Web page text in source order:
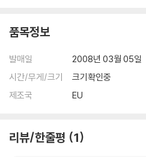
품목정보
발매일
2008년 03월 05일
시간/무게/크기
크기확인중
제조국
EU
리뷰/한줄평 1